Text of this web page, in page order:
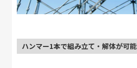
ハンマー1本で組み立て・解体が可能